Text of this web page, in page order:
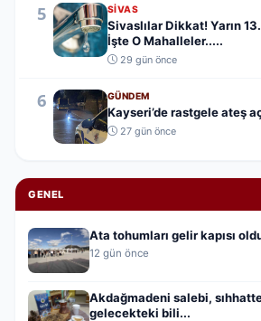
5 SIVAS
Sivaslılar Dikkat! Yarın
İşte O Mahalleler.....
29 gün önce
6 GÜNDEM
Kayseri’de rastgele ateş
27 gün önce
GENEL
Ata tohumları gelir kapısı
12 gün önce
Akdağmadeni salebi,
gelecekteki bili...